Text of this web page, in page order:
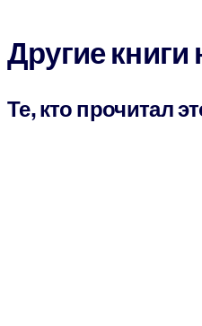
Другие книги
Те, кто прочитал